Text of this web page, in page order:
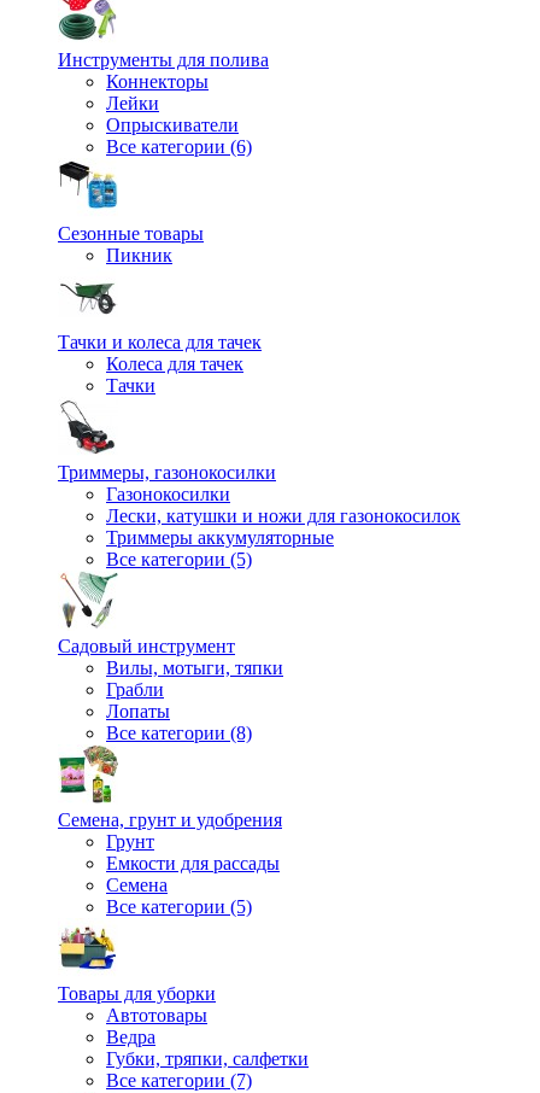
Инструменты для полива
Коннекторы
Лейки
Опрыскиватели
Все категории (6)
Сезонные товары
Пикник
Тачки и колеса для тачек
Колеса для тачек
Тачки
Триммеры, газонокосилки
Газонокосилки
Лески, катушки и ножи для газонокосилок
Триммеры аккумуляторные
Все категории (5)
Садовый инструмент
Вилы, мотыги, тяпки
Грабли
Лопаты
Все категории (8)
Семена, грунт и удобрения
Грунт
Емкости для рассады
Семена
Все категории (5)
Товары для уборки
Автотовары
Ведра
Губки, тряпки, салфетки
Все категории (7)